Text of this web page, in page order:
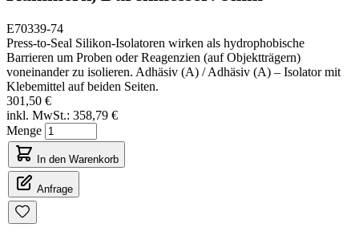
E70339-74
Press-to-Seal Silikon-Isolatoren wirken als hydrophobische
Barrieren um Proben oder Reagenzien (auf Objektträgern)
voneinander zu isolieren. Adhäsiv (A) / Adhäsiv (A) – Isolator mit
Klebemittel auf beiden Seiten.
301,50 €
inkl. MwSt.: 358,79 €
Menge
In den Warenkorb
Anfrage